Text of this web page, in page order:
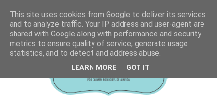
This site uses cookies from Google to deliver its services
and to analyze traffic. Your IP address and user-agent are
shared with Google along with performance and security
metrics to ensure quality of service, generate usage
statistics, and to detect and address abuse.
LEARN MORE GOT IT